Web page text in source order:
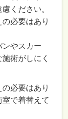
ください。
必要はあり
ンやスカー
術がしにく
必要はあり
で着替えて